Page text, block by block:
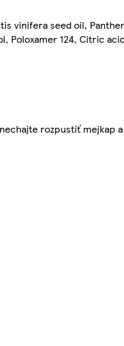
vinifera seed oil,
Poloxamer 124, Citric
rozpustiť mejkap